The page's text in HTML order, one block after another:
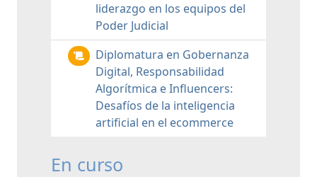
liderazgo en los equipos del
Poder Judicial
Diplomatura en Gobernanza
Digital, Responsabilidad
Algorítmica e Influencers:
Desafíos de la inteligencia
artificial en el ecommerce
En curso